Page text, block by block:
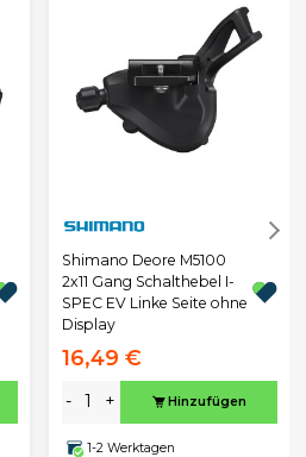
Shimano Deore M5100
2x11 Gang Schalthebel I-
SPEC EV Linke Seite ohne
Display
16,49 €
- + Hinzufügen
1-2 Werktagen